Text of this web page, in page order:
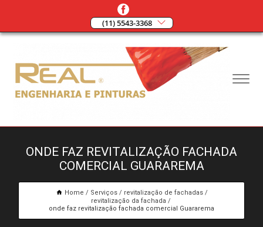
(11) 5543-3368
ONDE FAZ REVITALIZAÇÃO FACHADA
COMERCIAL GUARAREMA
Home Serviços
revitalização de fachadas
revitalização da fachada
onde faz revitalização fachada comercial Guararema